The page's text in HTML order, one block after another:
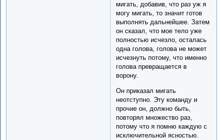
мигать, добавив, что раз уж я
могу мигать, то значит готов
выполнять дальнейшее. Затем
он сказал, что мое тело уже
полностью исчезло, осталась
одна голова, голова не может
исчезнуть потому, что именно
голова превращается в
ворону.
Он приказал мигать
неотступно. Эту команду и
прочие он, должно быть,
повторял множество раз,
потому что я помню каждую с
исключительной ясностью.